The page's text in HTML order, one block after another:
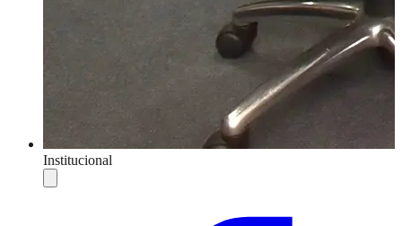
Institucional
Compartilhar